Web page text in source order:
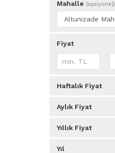
Mahalle (opsiyonel)
Fiyat
Haftalık Fiyat
Aylık Fiyat
Yıllık Fiyat
Yıl